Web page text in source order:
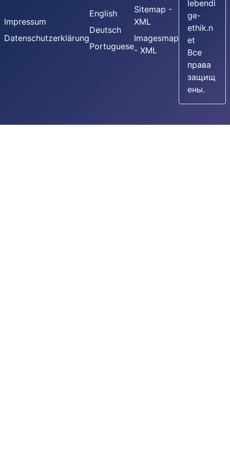
Impressum
Datenschutzerklärung
English
Deutsch
Portuguese
Sitemap -
XML
Imagesmap
- XML
lebendi
ge-
ethik.n
et
Все
права
защищ
ены.